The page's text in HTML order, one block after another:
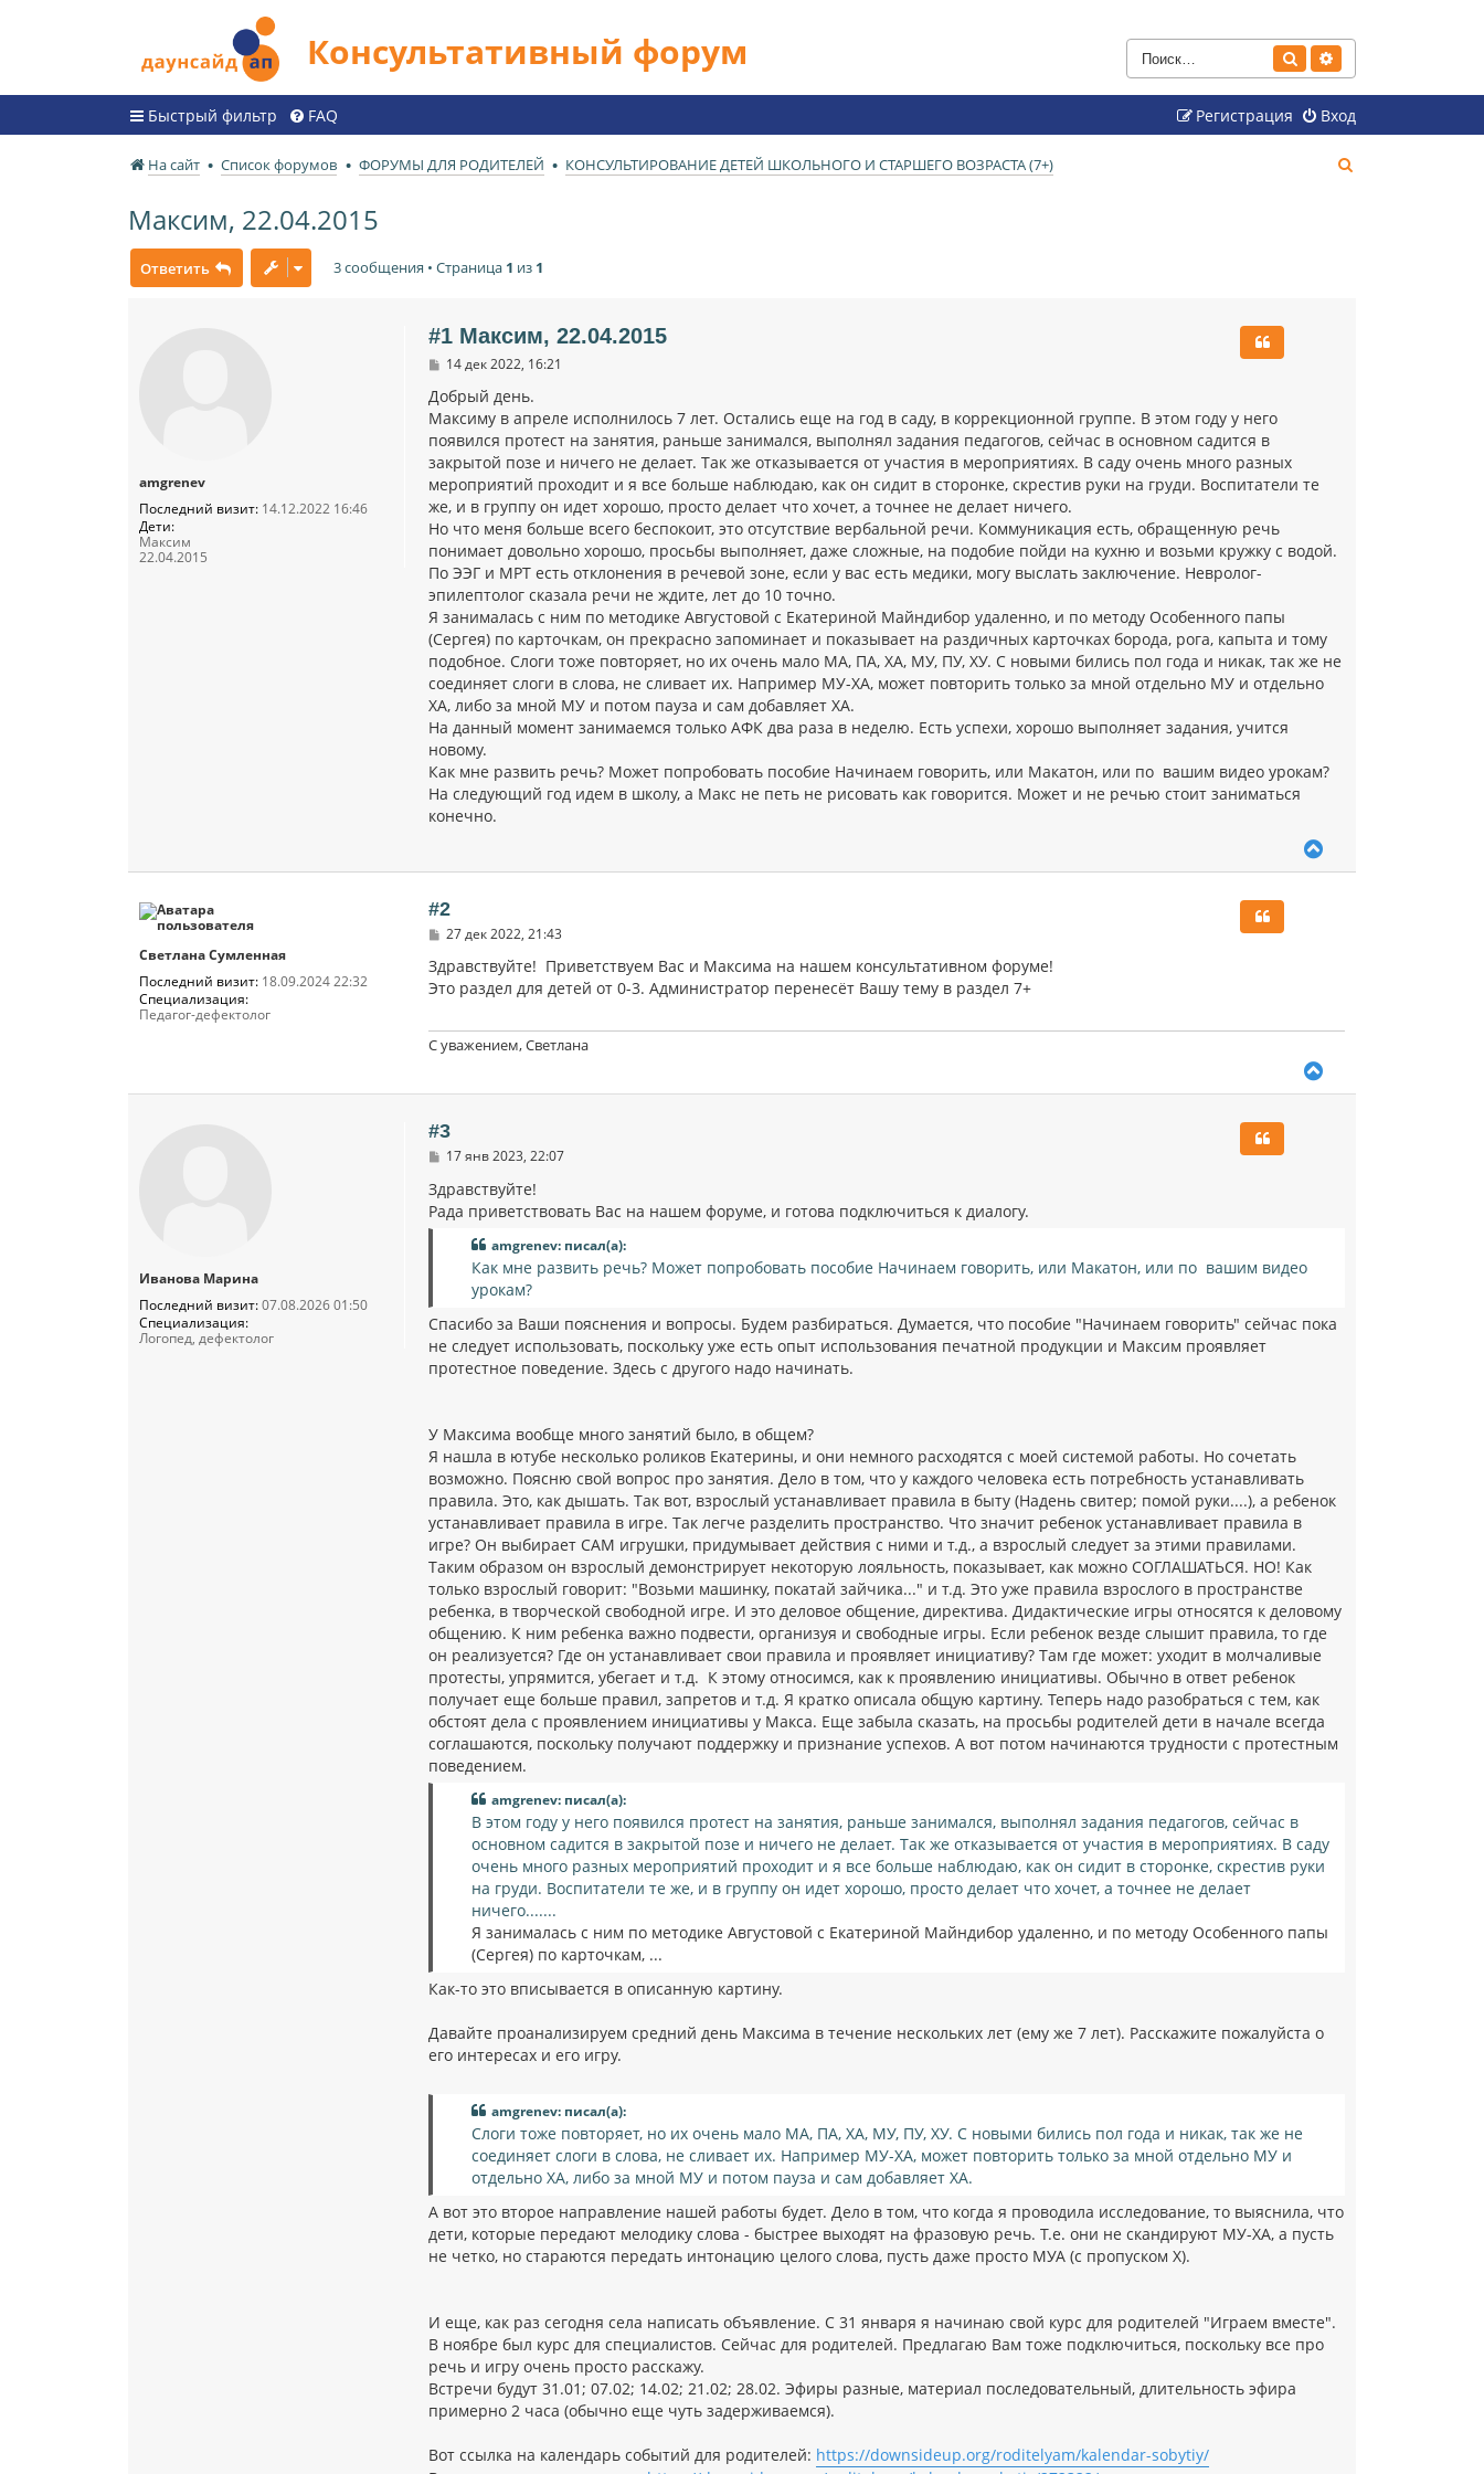
Консультативный форум Поиск
Быстрый фильтр FAQ Вход
Регистрация
На сайт Список форумов ФОРУМЫ ДЛЯ РОДИТЕЛЕЙ КОНСУЛЬТИРОВАНИЕ ДЕТЕЙ ШКОЛЬНОГО И СТАРШЕГО ВОЗРАСТА (7+)
Максим, 22.04.2015
Ответить 3 сообщения • Страница 1 из 1
amgrenev
Последний визит: 14.12.2022 16:46
Дети:
Максим
22.04.2015
#1 Максим, 22.04.2015
С
о
б
щ
е
н
и
е
14 дек 2022, 16:21
Добрый день.
Максиму в апреле исполнилось 7 лет. Остались еще на год в саду, в коррекционной группе. В этом году у него
появился протест на занятия, раньше занимался, выполнял задания педагогов, сейчас в основном садится в
закрытой позе и ничего не делает. Так же отказывается от участия в мероприятиях. В саду очень много разных
мероприятий проходит и я все больше наблюдаю, как он сидит в сторонке, скрестив руки на груди. Воспитатели те
же, и в группу он идет хорошо, просто делает что хочет, а точнее не делает ничего.
Но что меня больше всего беспокоит, это отсутствие вербальной речи. Коммуникация есть, обращенную речь
понимает довольно хорошо, просьбы выполняет, даже сложные, на подобие пойди на кухню и возьми кружку с водой.
По ЭЭГ и МРТ есть отклонения в речевой зоне, если у вас есть медики, могу выслать заключение. Невролог-
эпилептолог сказала речи не ждите, лет до 10 точно.
Я занималась с ним по методике Августовой с Екатериной Майндибор удаленно, и по методу Особенного папы
(Сергея) по карточкам, он прекрасно запоминает и показывает на раздичных карточках борода, рога, капыта и тому
подобное. Слоги тоже повторяет, но их очень мало МА, ПА, ХА, МУ, ПУ, ХУ. С новыми бились пол года и никак, так же не
соединяет слоги в слова, не сливает их. Например МУ-ХА, может повторить только за мной отдельно МУ и отдельно
ХА, либо за мной МУ и потом пауза и сам добавляет ХА.
На данный момент занимаемся только АФК два раза в неделю. Есть успехи, хорошо выполняет задания, учится
новому.
Как мне развить речь? Может попробовать пособие Начинаем говорить, или Макатон, или по вашим видео урокам?
На следующий год идем в школу, а Макс не петь не рисовать как говорится. Может и не речью стоит заниматься
конечно.
н
а
Светлана Сумленная
Последний визит: 18.09.2024 22:32
Специализация:
Педагог-дефектолог
#2
С
о
б
щ
и
е
27 дек 2022, 21:43
Здравствуйте! Приветствуем Вас и Максима на нашем консультативном форуме!
Это раздел для детей от 0-3. Администратор перенесёт Вашу тему в раздел 7+
С уважением, Светлана
л
Иванова Марина
Последний визит:07.08.2026 01:50
Специализация:
Логопед, дефектолог
#3
С
о
б
щ
17 янв 2023, 22:07
Здравствуйте!
Рада приветствовать Вас на нашем форуме, и готова подключиться к диалогу.
amgrenev: писал(а):
Как мне развить речь? Может попробовать пособие Начинаем говорить, или Макатон, или по вашим видео
урокам?
Спасибо за Ваши пояснения и вопросы. Будем разбираться. Думается, что пособие "Начинаем говорить" сейчас пока
не следует использовать, поскольку уже есть опыт использования печатной продукции и Максим проявляет
протестное поведение. Здесь с другого надо начинать.
У Максима вообще много занятий было, в общем?
Я нашла в ютубе несколько роликов Екатерины, и они немного расходятся с моей системой работы. Но сочетать
возможно. Поясню свой вопрос про занятия. Дело в том, что у каждого человека есть потребность устанавливать
правила. Это, как дышать. Так вот, взрослый устанавливает правила в быту (Надень свитер; помой руки....), а ребенок
устанавливает правила в игре. Так легче разделить пространство. Что значит ребенок устанавливает правила в
игре? Он выбирает САМ игрушки, придумывает действия с ними и т.д., а взрослый следует за этими правилами.
Таким образом он взрослый демонстрирует некоторую лояльность, показывает, как можно СОГЛАШАТЬСЯ. НО! Как
только взрослый говорит: "Возьми машинку, покатай зайчика..." и т.д. Это уже правила взрослого в пространстве
ребенка, в творческой свободной игре. И это деловое общение, директива. Дидактические игры относятся к деловому
общению. К ним ребенка важно подвести, организуя и свободные игры. Если ребенок везде слышит правила, то где
он реализуется? Где он устанавливает свои правила и проявляет инициативу? Там где может: уходит в молчаливые
протесты, упрямится, убегает и т.д. К этому относимся, как к проявлению инициативы. Обычно в ответ ребенок
получает еще больше правил, запретов и т.д. Я кратко описала общую картину. Теперь надо разобраться с тем, как
обстоят дела с проявлением инициативы у Макса. Еще забыла сказать, на просьбы родителей дети в начале всегда
соглашаются, поскольку получают поддержку и признание успехов. А вот потом начинаются трудности с протестным
поведением.
amgrenev: писал(а):
В этом году у него появился протест на занятия, раньше занимался, выполнял задания педагогов, сейчас в
основном садится в закрытой позе и ничего не делает. Так же отказывается от участия в мероприятиях. В саду
очень много разных мероприятий проходит и я все больше наблюдаю, как он сидит в сторонке, скрестив руки
на груди. Воспитатели те же, и в группу он идет хорошо, просто делает что хочет, а точнее не делает
ничего.......
Я занималась с ним по методике Августовой с Екатериной Майндибор удаленно, и по методу Особенного папы
(Сергея) по карточкам, ...
Как-то это вписывается в описанную картину.
Давайте проанализируем средний день Максима в течение нескольких лет (ему же 7 лет). Расскажите пожалуйста о
его интересах и его игру.
amgrenev: писал(а):
Слоги тоже повторяет, но их очень мало МА, ПА, ХА, МУ, ПУ, ХУ. С новыми бились пол года и никак, так же не
соединяет слоги в слова, не сливает их. Например МУ-ХА, может повторить только за мной отдельно МУ и
отдельно ХА, либо за мной МУ и потом пауза и сам добавляет ХА.
А вот это второе направление нашей работы будет. Дело в том, что когда я проводила исследование, то выяснила, что
дети, которые передают мелодику слова - быстрее выходят на фразовую речь. Т.е. они не скандируют МУ-ХА, а пусть
не четко, но стараются передать интонацию целого слова, пусть даже просто МУА (с пропуском Х).
И еще, как раз сегодня села написать объявление. С 31 января я начинаю свой курс для родителей "Играем вместе".
В ноябре был курс для специалистов. Сейчас для родителей. Предлагаю Вам тоже подключиться, поскольку все про
речь и игру очень просто расскажу.
Встречи будут 31.01; 07.02; 14.02; 21.02; 28.02. Эфиры разные, материал последовательный, длительность эфира
примерно 2 часа (обычно еще чуть задерживаемся).
Вот ссылка на календарь событий для родителей: https://downsideup.org/roditelyam/kalendar-sobytiy/